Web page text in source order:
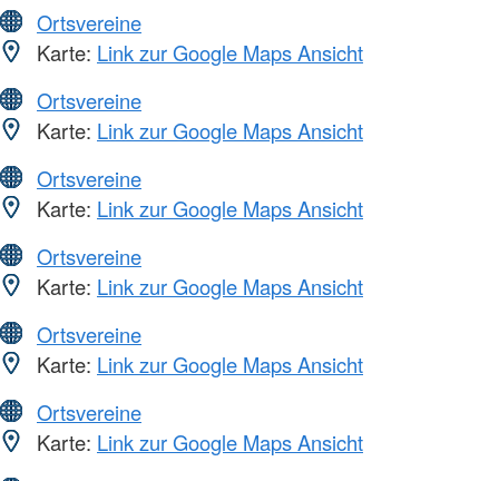
Ortsvereine
Karte: Link zur Google Maps Ansicht
Ortsvereine
Karte: Link zur Google Maps Ansicht
Ortsvereine
Karte: Link zur Google Maps Ansicht
Ortsvereine
Karte: Link zur Google Maps Ansicht
Ortsvereine
Karte: Link zur Google Maps Ansicht
Ortsvereine
Karte: Link zur Google Maps Ansicht